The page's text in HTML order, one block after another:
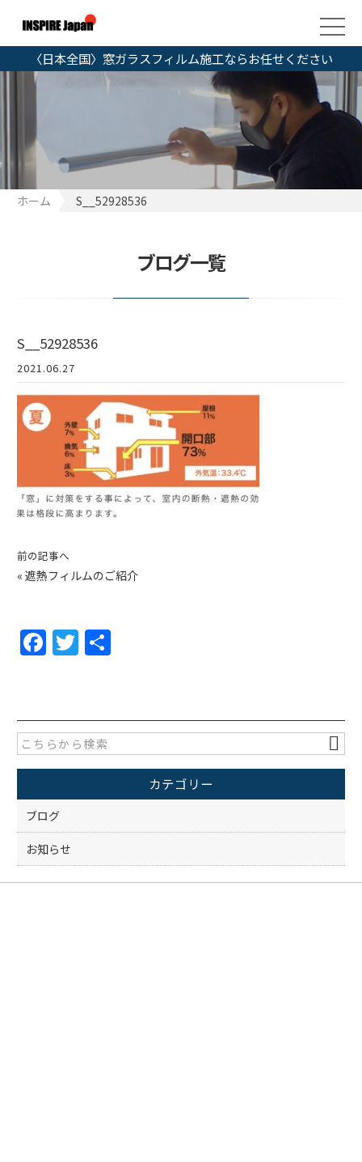
〈日本全国〉窓ガラスフィルム施工ならお任せください
ホーム S__52928536
ブログ一覧
S__52928536
2021.06.27
前の記事へ
« 遮熱フィルムのご紹介
F
a
e
b
o
o
k
T
w
er
カテゴリー
ブログ
お知らせ